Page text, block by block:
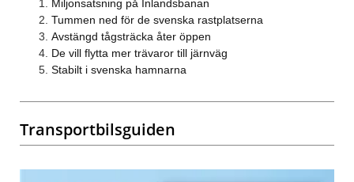
Miljonsatsning på Inlandsbanan
Tummen ned för de svenska rastplatserna
Avstängd tågsträcka åter öppen
De vill flytta mer trävaror till järnväg
Stabilt i svenska hamnarna
Transportbilsguiden